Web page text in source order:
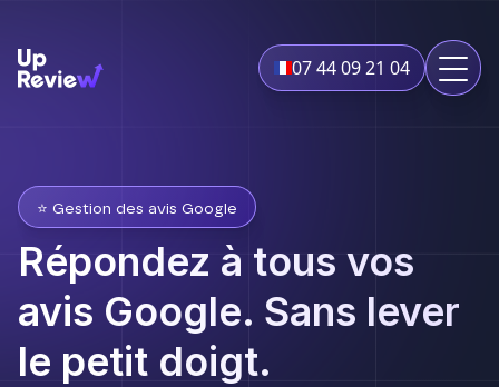
07 44 09 21 04
⭐️ Gestion des avis Google
Répondez à tous vos
avis Google. Sans lever
le petit doigt.